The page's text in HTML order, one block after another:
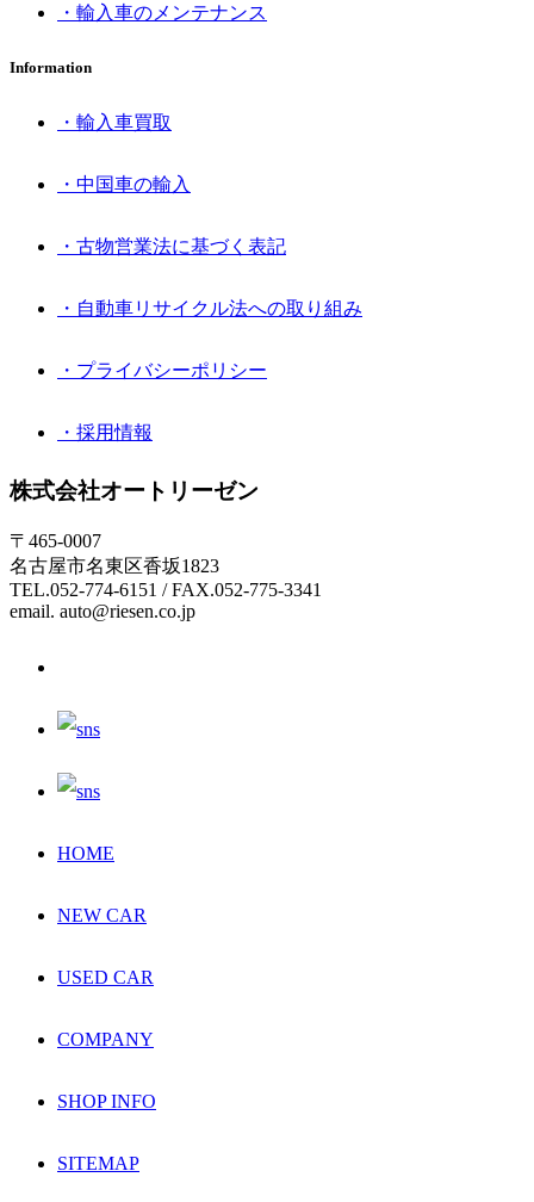
・輸入車のメンテナンス
Information
・輸入車買取
・中国車の輸入
・古物営業法に基づく表記
・自動車リサイクル法への取り組み
・プライバシーポリシー
・採用情報
株式会社オートリーゼン
〒465-0007
名古屋市名東区香坂1823
TEL.052-774-6151 / FAX.052-775-3341
email. auto@riesen.co.jp
HOME
NEW CAR
USED CAR
COMPANY
SHOP INFO
SITEMAP